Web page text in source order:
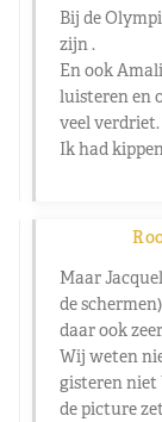
Bij de
zijn .
En ook
luisteren en
veel verdriet.
Ik had
Maar
de
daar ook
Wij weten
gisteren niet
de picture